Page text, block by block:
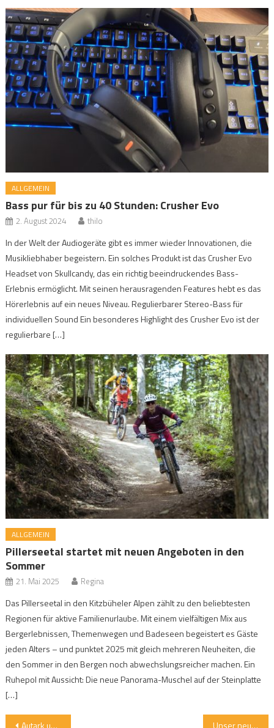
ALLGEMEIN
Bass pur für bis zu 40 Stunden: Crusher Evo
2. August 2024 thilo
In der Welt der Audiogeräte gibt es immer wieder Innovationen, die
Musikliebhaber begeistern. Ein solches Produkt ist das Crusher Evo
Headset von Skullcandy, das ein richtig beeindruckendes Bass-
Erlebnis ermöglicht. Mit seinen herausragenden Features hebt es das
Hörerlebnis auf ein neues Niveau. Regulierbarer Stereo-Bass für
individuellen Sound Ein besonderes Highlight des Crusher Evo ist der
regulierbare […]
ALLGEMEIN
Pillerseetal startet mit neuen Angeboten in den
Sommer
21. Mai 2025 Regina
Das Pillerseetal in den Kitzbüheler Alpen zählt zu den beliebtesten
Regionen für aktive Familienurlaube. Mit einem vielfältigen Mix aus
Bergerlebnissen, Themenwegen und Badeseen begeistert es Gäste
jeden Alters – und punktet 2025 mit gleich mehreren Neuheiten, die
den Sommer in den Bergen noch abwechslungsreicher machen. Ein
Ruhepol mit Aussicht: Die neue Panorama-Muschel auf der Steinplatte
[…]
Autark unterwegs: revolt PB-825 sorgt fernab der Steckdose für Energie Unser neues Fingerschloss für das Outdoor-Häusle